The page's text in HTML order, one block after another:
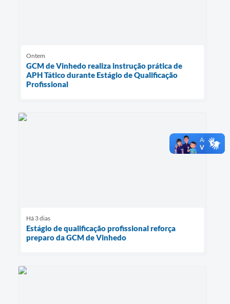
Ontem
GCM de Vinhedo realiza instrução prática de
APH Tático durante Estágio de Qualificação
Profissional
Há 3 dias
Estágio de qualificação profissional reforça
preparo da GCM de Vinhedo